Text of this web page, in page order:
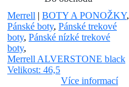
Merrell | BOTY A PONOŽKY,
Pánské boty, Pánské trekové
boty, Pánské nízké trekové
boty,
Merrell ALVERSTONE black
Velikost: 46,5
Více informací